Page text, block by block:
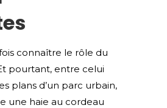
connaître le rôle du
pourtant, entre celui
plans d’un parc urbain,
une haie au cordeau